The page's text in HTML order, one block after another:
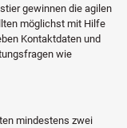
gewinnen die agilen
möglichst mit Hilfe
Kontaktdaten und
wie
mindestens zwei